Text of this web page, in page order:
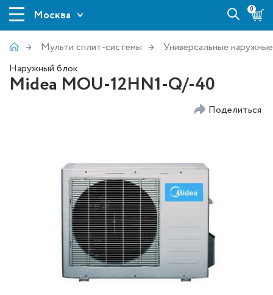
Москва 0
Мульти сплит-системы
Универсальные
Наружный блок
Midea MOU-12HN1-Q/-40
Поделиться